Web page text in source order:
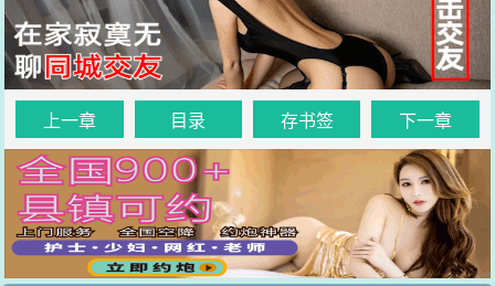
上一章 目录 存书签 下一章